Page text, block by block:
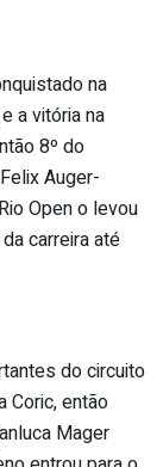
na
a vitória na
8º do
Auger-
Open o levou
carreira até
do circuito
Coric, então
Mager